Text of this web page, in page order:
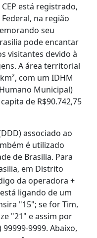
está registrado,
na região
seu
pode encantar
visitantes devido à
A área territorial
com um IDHM
Municipal)
de R$90.742,75
associado ao
é utilizado
de Brasilia. Para
em Distrito
da operadora +
ligando de um
"15"; se for Tim,
"21" e assim por
9999. Abaixo,